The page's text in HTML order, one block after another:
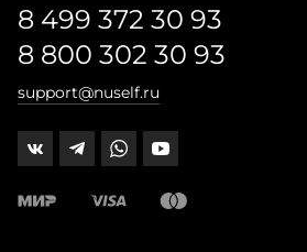
8 499 372 30 93
8 800 302 30 93
support@nuself.ru